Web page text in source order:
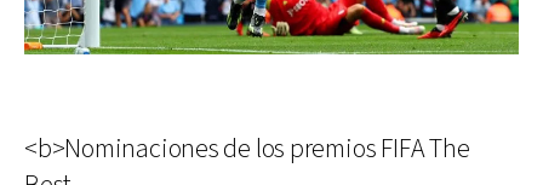
<b>Nominaciones de los premios FIFA The